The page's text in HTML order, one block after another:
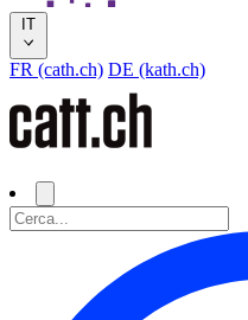
IT
FR (cath.ch) DE (kath.ch)